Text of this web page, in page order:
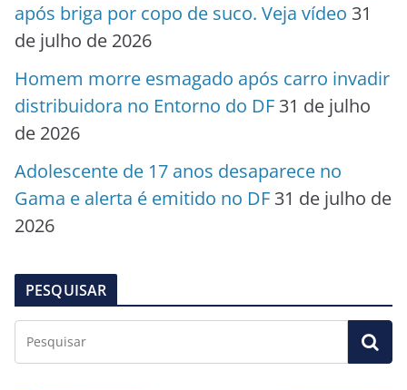
após briga por copo de suco. Veja vídeo 31
de julho de 2026
Homem morre esmagado após carro invadir
distribuidora no Entorno do DF 31 de julho
de 2026
Adolescente de 17 anos desaparece no
Gama e alerta é emitido no DF 31 de julho de
2026
PESQUISAR